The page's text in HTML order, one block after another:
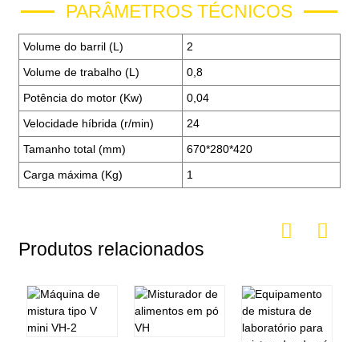
PARÂMETROS TÉCNICOS
Volume do barril (L)
2
Volume de trabalho (L)
0,8
Potência do motor (Kw)
0,04
Velocidade híbrida (r/min)
24
Tamanho total (mm)
670*280*420
Carga máxima (Kg)
1
Produtos relacionados